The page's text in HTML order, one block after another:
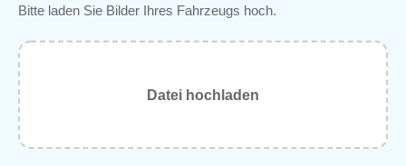
Bitte laden Sie Bilder Ihres Fahrzeugs hoch.
Datei hochladen